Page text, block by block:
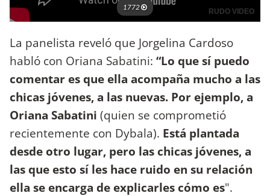
La panelista reveló que Jorgelina Cardoso
habló con Oriana Sabatini: “Lo que sí puedo
comentar es que ella acompaña mucho a las
chicas jóvenes, a las nuevas. Por ejemplo, a
Oriana Sabatini (quien se comprometió
recientemente con Dybala). Está plantada
desde otro lugar, pero las chicas jóvenes, a
las que esto sí les hace ruido en su relación
ella se encarga de explicarles cómo es".